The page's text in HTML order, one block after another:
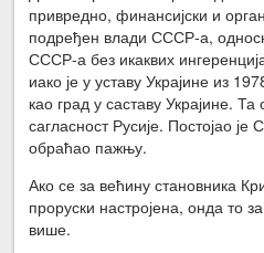
привредно, финансијски и
подређен влади СССР-а,
СССР-а без икаквих
иако је у уставу Украјине из
као град у саставу Украјине.
сагласност Русије. Постојао
обраћао пажњу.
Ако се за већину становника
проруски настројена, онда то
више.